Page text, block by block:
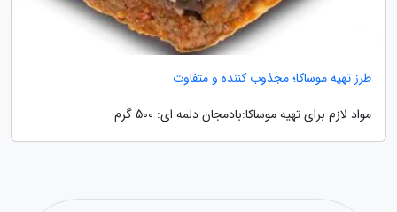
طرز تهیه موساکا؛ مجذوب کننده و متفاوت
مواد لازم برای تهیه موساکا:بادمجان دلمه ای: 500 گرم